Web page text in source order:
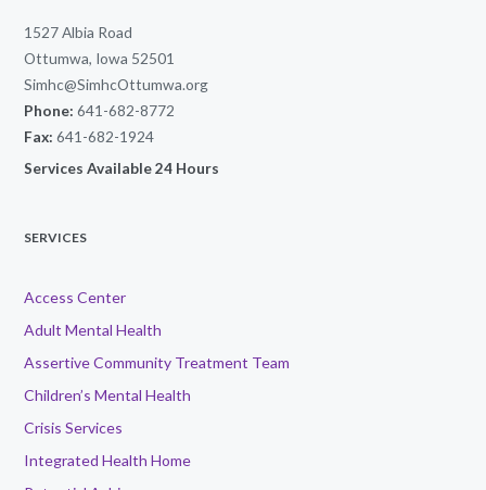
1527 Albia Road
Ottumwa, Iowa 52501
Simhc@SimhcOttumwa.org
Phone: 641-682-8772
Fax: 641-682-1924
Services Available 24 Hours
SERVICES
Access Center
Adult Mental Health
Assertive Community Treatment Team
Children’s Mental Health
Crisis Services
Integrated Health Home